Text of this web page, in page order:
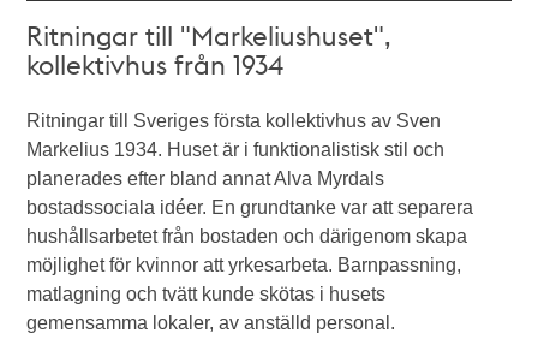
Ritningar till "Markeliushuset",
kollektivhus från 1934
Ritningar till Sveriges första kollektivhus av Sven
Markelius 1934. Huset är i funktionalistisk stil och
planerades efter bland annat Alva Myrdals
bostadssociala idéer. En grundtanke var att separera
hushållsarbetet från bostaden och därigenom skapa
möjlighet för kvinnor att yrkesarbeta. Barnpassning,
matlagning och tvätt kunde skötas i husets
gemensamma lokaler, av anställd personal.